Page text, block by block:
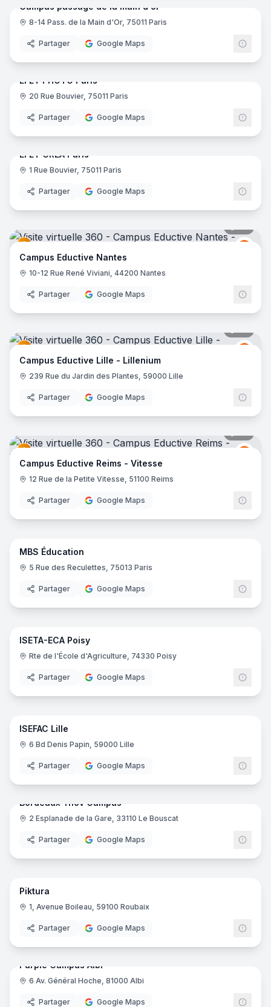
Campus passage de la main d'or
8-14 Pass. de la Main d'Or, 75011 Paris
Partager Google Maps
25
EFET PHOTO Paris
20 Rue Bouvier, 75011 Paris
Partager Google Maps
36
EFET CREA Paris
1 Rue Bouvier, 75011 Paris
Partager Google Maps
Campus Eductive Nantes
10-12 Rue René Viviani, 44200 Nantes
Partager Google Maps
Campus Eductive Lille - Lillenium
239 Rue du Jardin des Plantes, 59000 Lille
Partager Google Maps
Campus Eductive Reims - Vitesse
12 Rue de la Petite Vitesse, 51100 Reims
Partager Google Maps
35
MBS Éducation
5 Rue des Reculettes, 75013 Paris
Partager Google Maps
49
ISETA-ECA Poisy
Rte de l'École d'Agriculture, 74330 Poisy
Partager Google Maps
23
ISEFAC Lille
6 Bd Denis Papin, 59000 Lille
Partager Google Maps
61
Bordeaux Ynov Campus
2 Esplanade de la Gare, 33110 Le Bouscat
Partager Google Maps
36
Piktura
1, Avenue Boileau, 59100 Roubaix
Partager Google Maps
15
Purple Campus Albi
6 Av. Général Hoche, 81000 Albi
Partager Google Maps